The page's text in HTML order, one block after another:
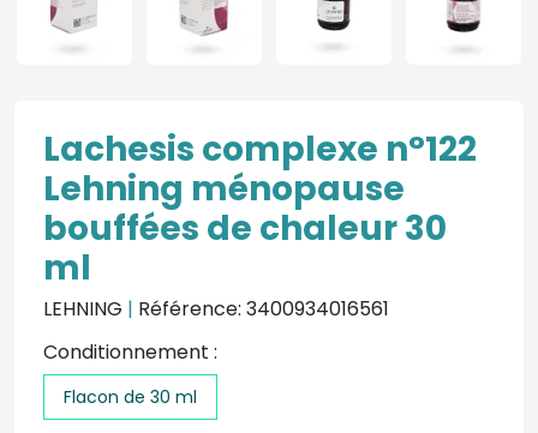
Lachesis complexe n°122
Lehning ménopause
bouffées de chaleur 30
ml
LEHNING | Référence: 3400934016561
Conditionnement :
Flacon de 30 ml